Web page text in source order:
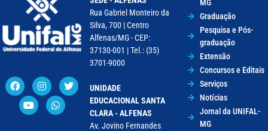
Rua Gabriel Monteiro da
Silva, 700 | Centro
Alfenas/MG - CEP:
37130-001 | Tel.: (35)
3701-9000
UNIDADE
EDUCACIONAL SANTA
CLARA - ALFENAS
Av. Jovino Fernandes
MG
Graduação
Pesquisa e Pós-
graduação
Extensão
Concursos e Editais
Serviços
Notícias
Jornal da UNIFAL-
MG